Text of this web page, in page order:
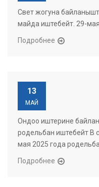
Свет жогуна
майда иштебейт. 29-
Подробнее
13
МАЙ
Ондоо иштерине
родельбан иштебейт В
мая 2025 года
Подробнее